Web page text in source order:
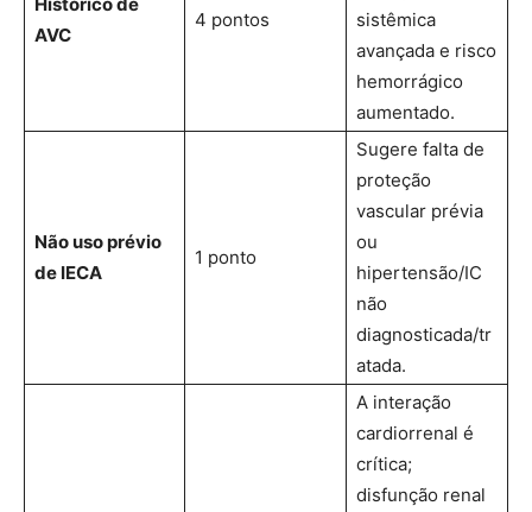
AVC
4 pontos
sistêmica
avançada e risco
hemorrágico
aumentado.
Não uso prévio
de IECA
1 ponto
Sugere falta de
proteção
vascular prévia
ou
hipertensão/IC
não
diagnosticada/tr
atada.
A interação
cardiorrenal é
crítica;
disfunção renal